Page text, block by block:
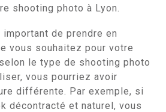
shooting photo à Lyon.
important de prendre en
vous souhaitez pour votre
le type de shooting photo
vous pourriez avoir
différente. Par exemple, si
décontracté et naturel, vous